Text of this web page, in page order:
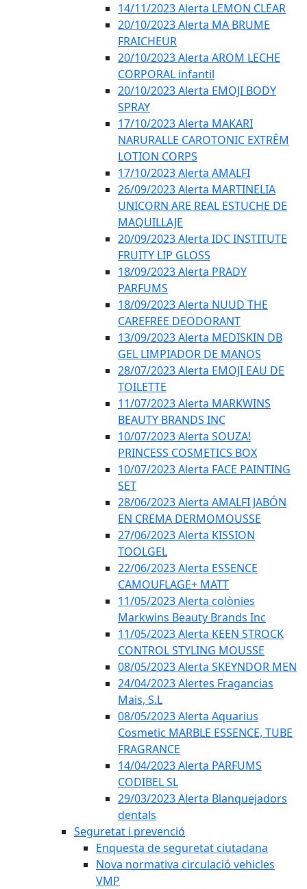
14/11/2023 Alerta LEMON CLEAR
20/10/2023 Alerta MA BRUME
FRAICHEUR
20/10/2023 Alerta AROM LECHE
CORPORAL infantil
20/10/2023 Alerta EMOJI BODY
SPRAY
17/10/2023 Alerta MAKARI
NARURALLE CAROTONIC EXTRÊM
LOTION CORPS
17/10/2023 Alerta AMALFI
26/09/2023 Alerta MARTINELIA
UNICORN ARE REAL ESTUCHE DE
MAQUILLAJE
20/09/2023 Alerta IDC INSTITUTE
FRUITY LIP GLOSS
18/09/2023 Alerta PRADY
PARFUMS
18/09/2023 Alerta NUUD THE
CAREFREE DEODORANT
13/09/2023 Alerta MEDISKIN DB
GEL LIMPIADOR DE MANOS
28/07/2023 Alerta EMOJI EAU DE
TOILETTE
11/07/2023 Alerta MARKWINS
BEAUTY BRANDS INC
10/07/2023 Alerta SOUZA!
PRINCESS COSMETICS BOX
10/07/2023 Alerta FACE PAINTING
SET
28/06/2023 Alerta AMALFI JABÓN
EN CREMA DERMOMOUSSE
27/06/2023 Alerta KISSION
TOOLGEL
22/06/2023 Alerta ESSENCE
CAMOUFLAGE+ MATT
11/05/2023 Alerta colònies
Markwins Beauty Brands Inc
11/05/2023 Alerta KEEN STROCK
CONTROL STYLING MOUSSE
08/05/2023 Alerta SKEYNDOR MEN
24/04/2023 Alertes Fragancias
Mais, S.L
08/05/2023 Alerta Aquarius
Cosmetic MARBLE ESSENCE, TUBE
FRAGRANCE
14/04/2023 Alerta PARFUMS
CODIBEL SL
29/03/2023 Alerta Blanquejadors
dentals
Seguretat i prevenció
Enquesta de seguretat ciutadana
Nova normativa circulació vehicles
VMP